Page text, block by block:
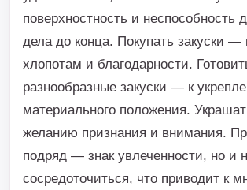
поверхностность и неспособность
дела до конца. Покупать закуски —
хлопотам и благодарности.
разнообразные закуски — к
материального положения.
желанию признания и внимания.
подряд — знак увлеченности, но и
сосредоточиться, что приводит к